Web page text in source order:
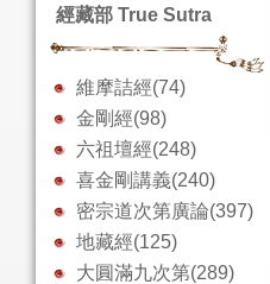
經藏部 True Sutra
維摩詰經(74)
金剛經(98)
六祖壇經(248)
喜金剛講義(240)
密宗道次第廣論(397)
地藏經(125)
大圓滿九次第(289)